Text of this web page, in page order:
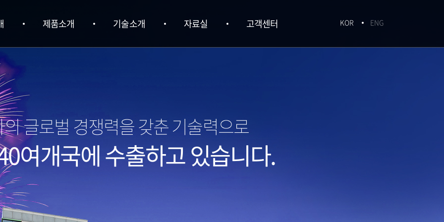
제품소개 기술소개 자료실 고객센터 KOR ENG
엄격한 품질관리를 통한
의 제품을 생산합니다.